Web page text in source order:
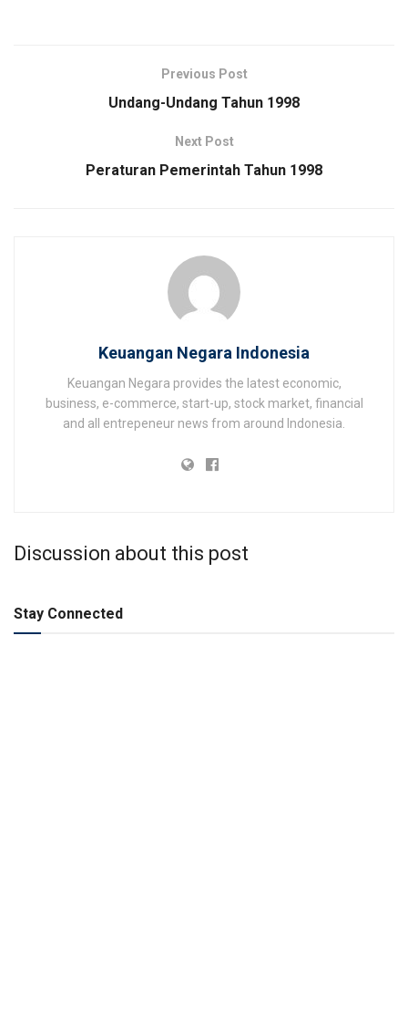
Previous Post
Undang-Undang Tahun 1998
Next Post
Peraturan Pemerintah Tahun 1998
Keuangan Negara Indonesia
Keuangan Negara provides the latest economic,
business, e-commerce, start-up, stock market, financial
and all entrepeneur news from around Indonesia.
Discussion about this post
Stay Connected